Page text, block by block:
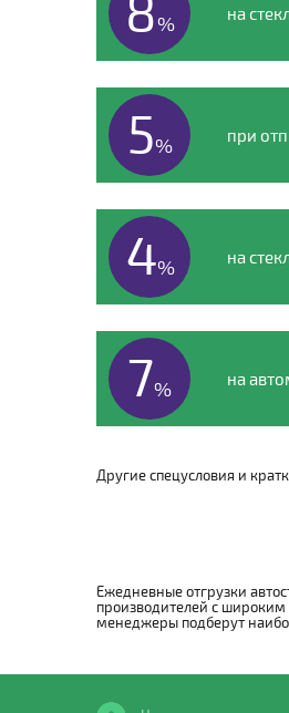
% на
5% при
4% на
7% на
Другие спецусловия и
Ежедневные отгрузки
производителей с
менеджеры подберут